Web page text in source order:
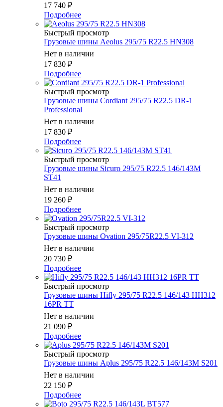
17 740 ₽
Подробнее
Быстрый просмотр
Грузовые шины Aeolus 295/75 R22.5 HN308
Нет в наличии
17 830 ₽
Подробнее
Быстрый просмотр
Грузовые шины Cordiant 295/75 R22.5 DR-1
Professional
Нет в наличии
17 830 ₽
Подробнее
Быстрый просмотр
Грузовые шины Sicuro 295/75 R22.5 146/143M
ST41
Нет в наличии
19 260 ₽
Подробнее
Быстрый просмотр
Грузовые шины Ovation 295/75R22.5 VI-312
Нет в наличии
20 730 ₽
Подробнее
Быстрый просмотр
Грузовые шины Hifly 295/75 R22.5 146/143 HH312
16PR TT
Нет в наличии
21 090 ₽
Подробнее
Быстрый просмотр
Грузовые шины Aplus 295/75 R22.5 146/143M S201
Нет в наличии
22 150 ₽
Подробнее